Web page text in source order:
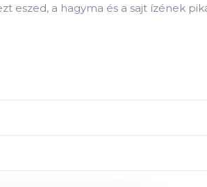
eszed, a hagyma és a sajt ízének